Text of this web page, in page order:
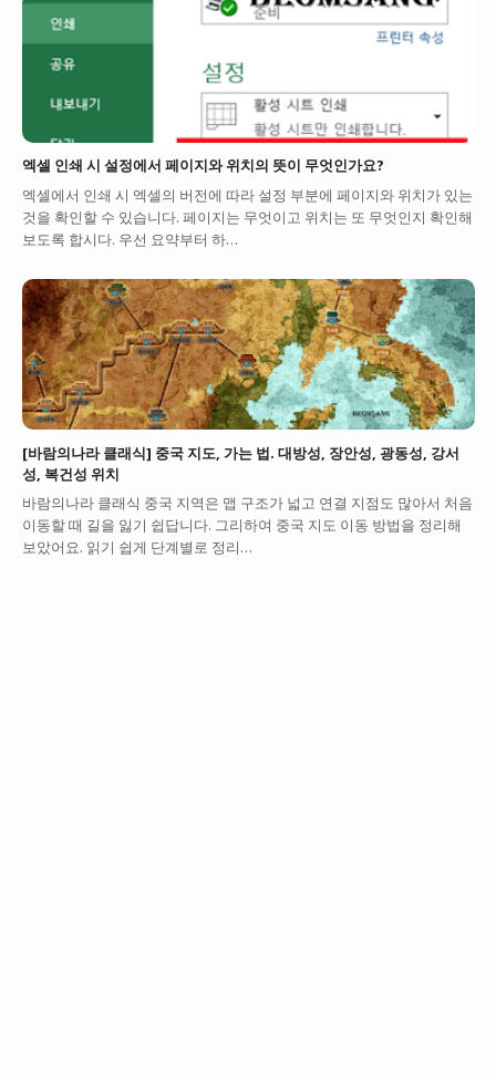
엑셀 인쇄 시 설정에서 페이지와 위치의 뜻이 무엇인가요?
엑셀에서 인쇄 시 엑셀의 버전에 따라 설정 부분에 페이지와 위치가 있는
것을 확인할 수 있습니다. 페이지는 무엇이고 위치는 또 무엇인지 확인해
보도록 합시다. 우선 요약부터 하…
[바람의나라 클래식] 중국 지도, 가는 법. 대방성, 장안성, 광동성, 강서
성, 복건성 위치
바람의나라 클래식 중국 지역은 맵 구조가 넓고 연결 지점도 많아서 처음
이동할 때 길을 잃기 쉽답니다. 그리하여 중국 지도 이동 방법을 정리해
보았어요. 읽기 쉽게 단계별로 정리…